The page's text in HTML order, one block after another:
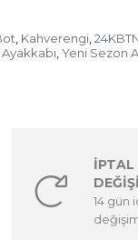
, Kahverengi,
, Yeni Sezon
İPTAL
14 gün